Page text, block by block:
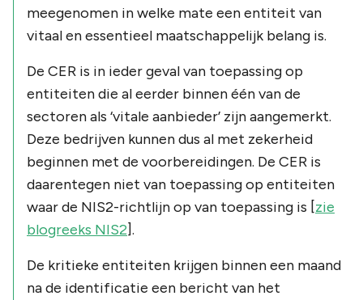
meegenomen in welke mate een entiteit van
vitaal en essentieel maatschappelijk belang is.
De CER is in ieder geval van toepassing op
entiteiten die al eerder binnen één van de
sectoren als ‘vitale aanbieder’ zijn aangemerkt.
Deze bedrijven kunnen dus al met zekerheid
beginnen met de voorbereidingen. De CER is
daarentegen niet van toepassing op entiteiten
waar de NIS2-richtlijn op van toepassing is [zie
blogreeks NIS2].
De kritieke entiteiten krijgen binnen een maand
na de identificatie een bericht van het